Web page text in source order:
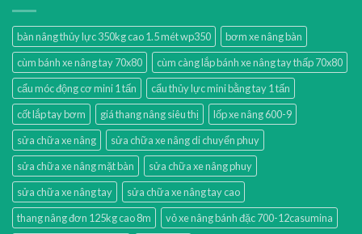
bàn nâng thủy lực 350kg cao 1.5 mét wp350
bơm xe nâng bàn
cùm bánh xe nâng tay 70x80
cùm càng lắp bánh xe nâng tay thấp 70x80
cẩu móc động cơ mini 1 tấn
cẩu thủy lực mini bằng tay 1 tấn
cốt lắp tay bơm
giá thang nâng siêu thị
lốp xe nâng 600-9
sửa chữa xe nâng
sửa chữa xe nâng di chuyển phuy
sửa chữa xe nâng mặt bàn
sửa chữa xe nâng phuy
sửa chữa xe nâng tay
sửa chữa xe nâng tay cao
thang nâng đơn 125kg cao 8m
vỏ xe nâng bánh đặc 700-12casumina